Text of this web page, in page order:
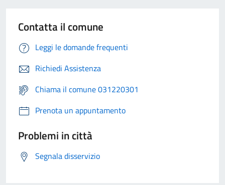
Contatta il comune
Leggi le domande frequenti
Richiedi Assistenza
Chiama il comune 031220301
Prenota un appuntamento
Problemi in città
Segnala disservizio